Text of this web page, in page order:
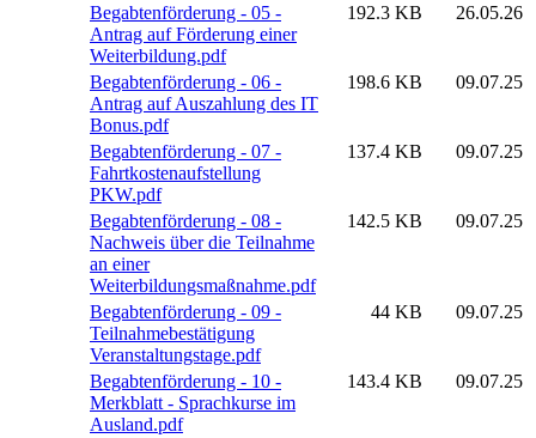
Begabtenförderung - 05 -
Antrag auf Förderung einer
Weiterbildung.pdf
192.3 KB 26.05.26
Begabtenförderung - 06 -
Antrag auf Auszahlung des IT
Bonus.pdf
198.6 KB 09.07.25
Begabtenförderung - 07 -
Fahrtkostenaufstellung
PKW.pdf
137.4 KB 09.07.25
Begabtenförderung - 08 -
Nachweis über die Teilnahme
an einer
Weiterbildungsmaßnahme.pdf
142.5 KB 09.07.25
Begabtenförderung - 09 -
Teilnahmebestätigung
Veranstaltungstage.pdf
44 KB 09.07.25
Begabtenförderung - 10 -
Merkblatt - Sprachkurse im
Ausland.pdf
143.4 KB 09.07.25